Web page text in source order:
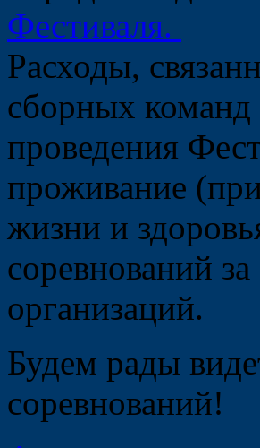
Фестиваля.
Расходы,
сборных
проведения
проживание
жизни и
соревнований
организаций.
Будем рады
соревнований!